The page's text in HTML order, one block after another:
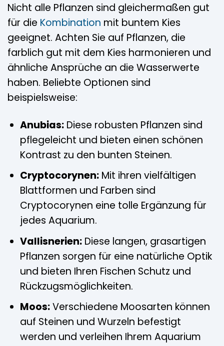
Nicht alle Pflanzen sind gleichermaßen gut
für die Kombination mit buntem Kies
geeignet. Achten Sie auf Pflanzen, die
farblich gut mit dem Kies harmonieren und
ähnliche Ansprüche an die Wasserwerte
haben. Beliebte Optionen sind
beispielsweise:
Anubias:Diese robusten Pflanzen sind
pflegeleicht und bieten einen schönen
Kontrast zu den bunten Steinen.
Cryptocorynen:Mit ihren vielfältigen
Blattformen und Farben sind
Cryptocorynen eine tolle Ergänzung für
jedes Aquarium.
Vallisnerien:Diese langen, grasartigen
Pflanzen sorgen für eine natürliche Optik
und bieten Ihren Fischen Schutz und
Rückzugsmöglichkeiten.
Moos:Verschiedene Moosarten können
auf Steinen und Wurzeln befestigt
werden und verleihen Ihrem Aquarium